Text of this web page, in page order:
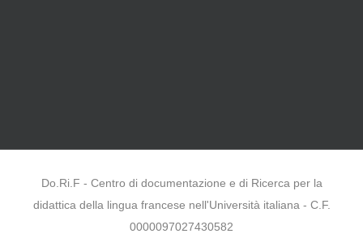
Do.Ri.F - Centro di documentazione e di Ricerca per la
didattica della lingua francese nell'Università italiana - C.F.
0000097027430582